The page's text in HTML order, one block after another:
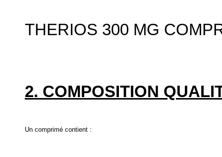
THERIOS 300 MG
2. COMPOSITION
Un comprimé contient :